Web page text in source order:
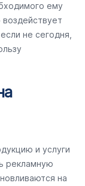
ему
воздействует
не сегодня,
и услуги
рекламную
на